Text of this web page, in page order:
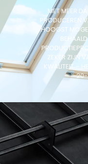
MET MEER
PRODUCEREN
HOOGST
ZEKER ZIJN
KWALITEIT –
20-